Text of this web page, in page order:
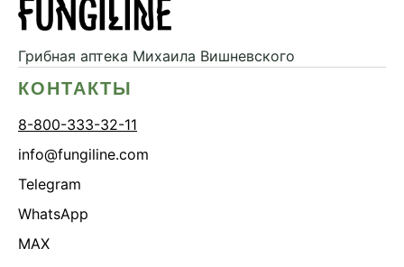
Грибная аптека Михаила Вишневского
КОНТАКТЫ
8-800-333-32-11
info@fungiline.com
Telegram
WhatsApp
MAX